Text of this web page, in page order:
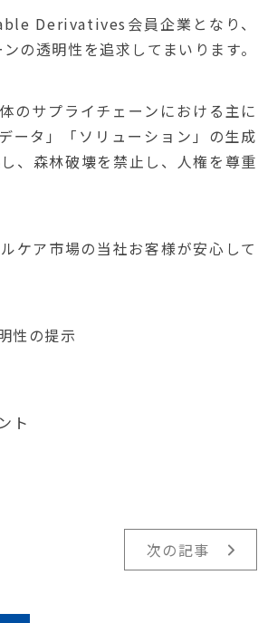
Derivatives会員企業となり、
の透明性を追求してまいります。
サプライチェーンにおける主に
ータ」「ソリューション」の生成
、森林破壊を禁止し、人権を尊重
ケア市場の当社お客様が安心して
性の提示
ト
次の記事